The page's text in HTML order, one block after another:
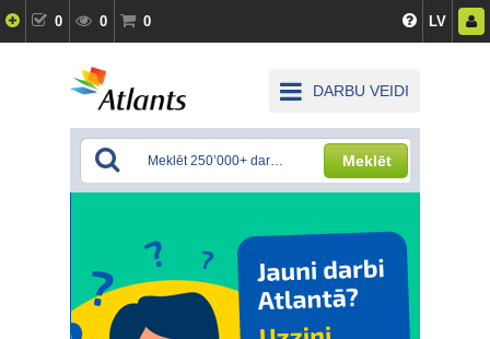
0 0 0 LV
DARBU VEIDI
Meklēt